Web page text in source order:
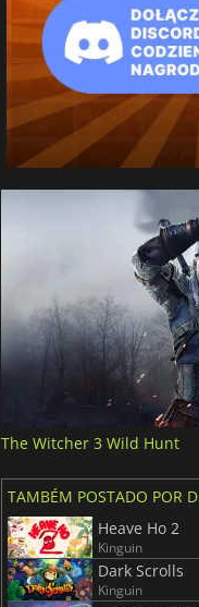
The Witcher 3 Wild Hunt
TAMBÉM POSTADO POR
Heave Ho 2
Kinguin
Dark Scrolls
Kinguin